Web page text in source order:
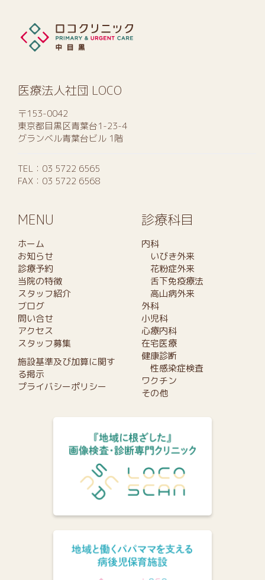
医療法人社団 LOCO
〒153-0042
東京都目黒区青葉台1-23-4
グランベル青葉台ビル 1階
TEL： 03 5722 6565
FAX：03 5722 6568
MENU
ホーム
お知らせ
診療予約
当院の特徴
スタッフ紹介
ブログ
問い合せ
アクセス
スタッフ募集
施設基準及び加算に関す
る掲示
プライバシーポリシー
診療科目
内科
いびき外来
花粉症外来
舌下免疫療法
高山病外来
外科
小児科
心療内科
在宅医療
健康診断
性感染症検査
ワクチン
その他